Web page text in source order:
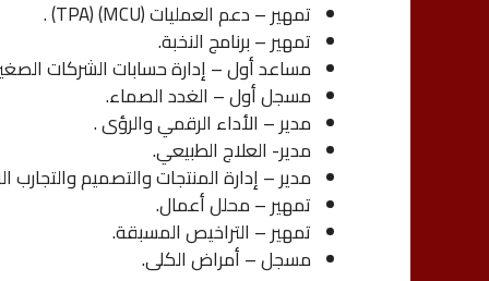
تمهير – دعم العمليات (MCU) (TPA) .
تمهير – برنامج النخبة.
مساعد أول – إدارة حسابات الشركات
مسجل أول – الغدد الصماء.
مدير – الأداء الرقمي والرؤى .
مدير- العلاج الطبيعي.
مدير – إدارة المنتجات والتصميم والتجارب
تمهير – محلل أعمال.
تمهير – التراخيص المسبقة.
مسجل – أمراض الكلى.